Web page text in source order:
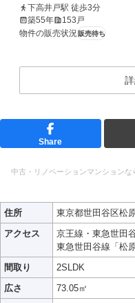
下高井戸駅 徒歩3分
築55年
153戸
物件の販売状況販売待ち
Share
中古・リノベーションマンションな
住所
東京都世田谷区松
アクセス
京王線・東急世田
東急世田谷線「松
間取り
2SLDK
広さ
73.05㎡